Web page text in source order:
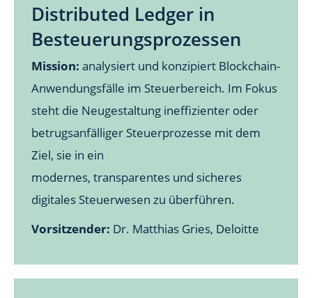
Distributed Ledger in
Besteuerungsprozessen
Mission: analysiert und konzipiert Blockchain-
Anwendungsfälle im Steuerbereich. Im Fokus
steht die Neugestaltung ineffizienter oder
betrugsanfälliger Steuerprozesse mit dem
Ziel, sie in ein
modernes, transparentes und sicheres
digitales Steuerwesen zu überführen.
Vorsitzender: Dr. Matthias Gries, Deloitte